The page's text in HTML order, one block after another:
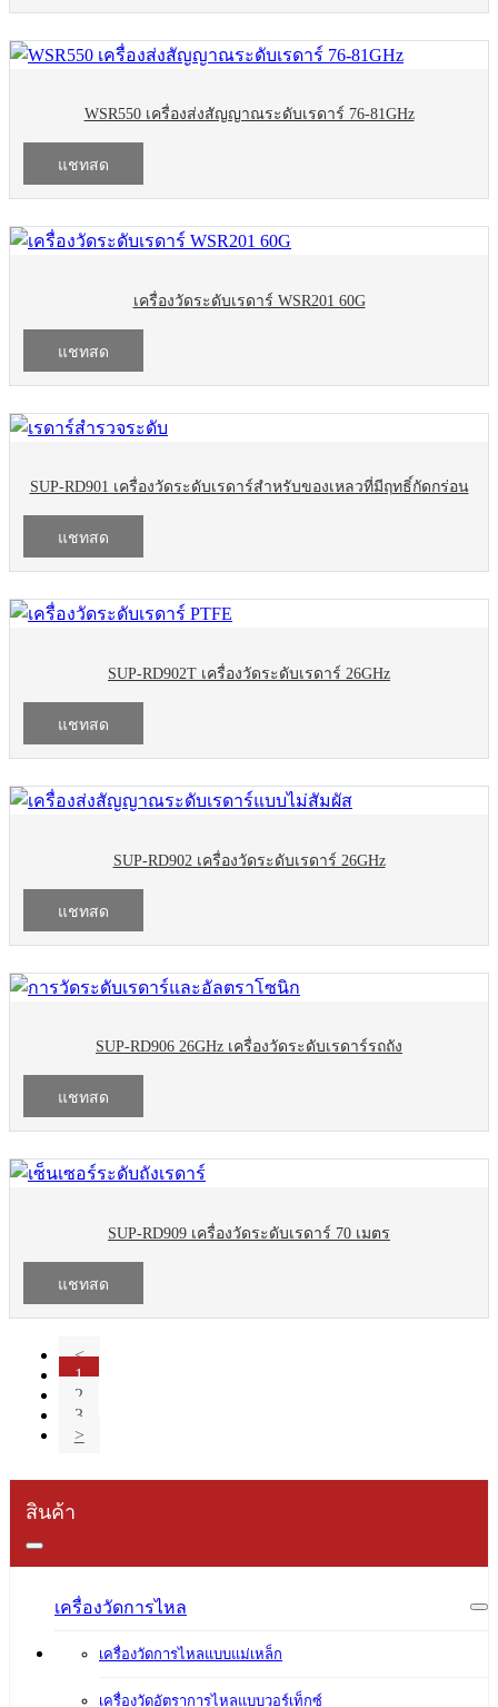
WSR550 เครื่องส่งสัญญาณระดับเรดาร์ 76-81GHz
แชทสด
เครื่องวัดระดับเรดาร์ WSR201 60G
แชทสด
SUP-RD901 เครื่องวัดระดับเรดาร์สำหรับของเหลวที่มีฤทธิ์กัดกร่อน
แชทสด
SUP-RD902T เครื่องวัดระดับเรดาร์ 26GHz
แชทสด
SUP-RD902 เครื่องวัดระดับเรดาร์ 26GHz
แชทสด
SUP-RD906 26GHz เครื่องวัดระดับเรดาร์รถถัง
แชทสด
SUP-RD909 เครื่องวัดระดับเรดาร์ 70 เมตร
แชทสด
<
1
2
3
>
สินค้า
เครื่องวัดการไหล
เครื่องวัดการไหลแบบแม่เหล็ก
เครื่องวัดอัตราการไหลแบบวอร์เท็กซ์